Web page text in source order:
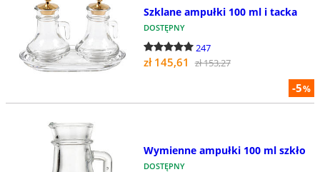
-5%
Szklane ampułki 100 ml i tacka
DOSTĘPNY
247
zł 145,61 zł 153,27
Wymienne ampułki 100 ml szkło
DOSTĘPNY